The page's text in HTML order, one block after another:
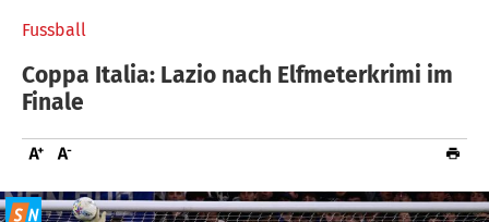
Fussball
Coppa Italia: Lazio nach Elfmeterkrimi im
Finale